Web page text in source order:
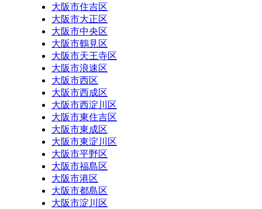
大阪市住吉区
大阪市大正区
大阪市中央区
大阪市鶴見区
大阪市天王寺区
大阪市浪速区
大阪市西区
大阪市西成区
大阪市西淀川区
大阪市東住吉区
大阪市東成区
大阪市東淀川区
大阪市平野区
大阪市福島区
大阪市港区
大阪市都島区
大阪市淀川区